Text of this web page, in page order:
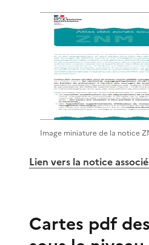
Image miniature de la notice
Lien vers la notice
Cartes pdf